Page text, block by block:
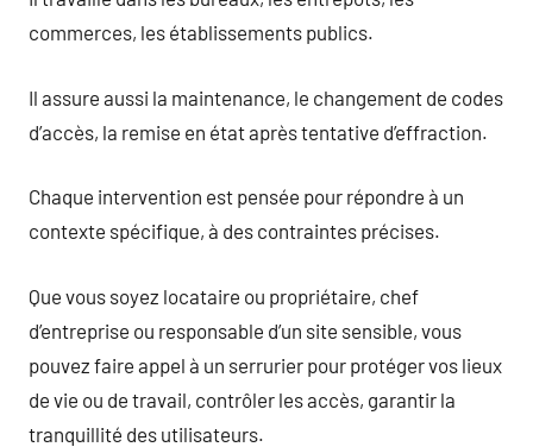
commerces, les établissements publics.
Il assure aussi la maintenance, le changement de codes
d’accès, la remise en état après tentative d’effraction.
Chaque intervention est pensée pour répondre à un
contexte spécifique, à des contraintes précises.
Que vous soyez locataire ou propriétaire, chef
d’entreprise ou responsable d’un site sensible, vous
pouvez faire appel à un serrurier pour protéger vos lieux
de vie ou de travail, contrôler les accès, garantir la
tranquillité des utilisateurs.